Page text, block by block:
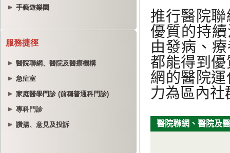
手藝遊樂園
服務捷徑
醫院聯網、醫院及醫療機構
急症室
家庭醫學門診 (前稱普通科門診)
專科門診
讚揚、意見及投訴